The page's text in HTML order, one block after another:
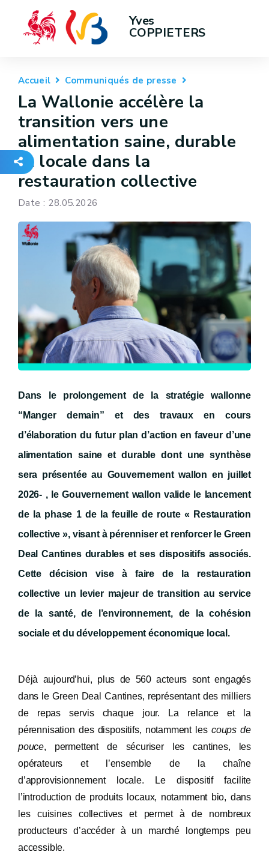
Yves
COPPIETERS
Accueil Communiqués de presse
La Wallonie accélère la
transition vers une
alimentation saine, durable
et locale dans la
restauration collective
Date : 28.05.2026
Dans le prolongement de la stratégie wallonne
“Manger demain” et des travaux en cours
d’élaboration du futur plan d’action en faveur d’une
alimentation saine et durable dont une synthèse
sera présentée au Gouvernement wallon en juillet
2026- , le Gouvernement wallon valide le lancement
de la phase 1 de la feuille de route « Restauration
collective », visant à pérenniser et renforcer le Green
Deal Cantines durables et ses dispositifs associés.
Cette décision vise à faire de la restauration
collective un levier majeur de transition au service
de la santé, de l’environnement, de la cohésion
sociale et du développement économique local.
Déjà aujourd’hui, plus de 560 acteurs sont engagés
dans le Green Deal Cantines, représentant des milliers
de repas servis chaque jour. La relance et la
pérennisation des dispositifs, notamment lescoups de
pouce, permettent de sécuriser les cantines, les
opérateurs et l’ensemble de la chaîne
d’approvisionnement locale. Le dispositif facilite
l’introduction de produits locaux, notamment bio, dans
les cuisines collectives et permet à de nombreux
producteurs d’accéder à un marché longtemps peu
accessible.